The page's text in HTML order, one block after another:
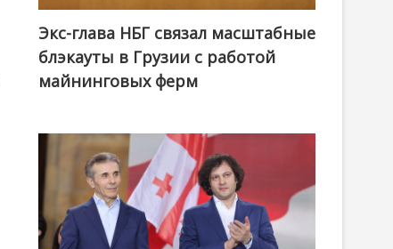
Экс-глава НБГ связал масштабные
блэкауты в Грузии с работой
майнинговых ферм